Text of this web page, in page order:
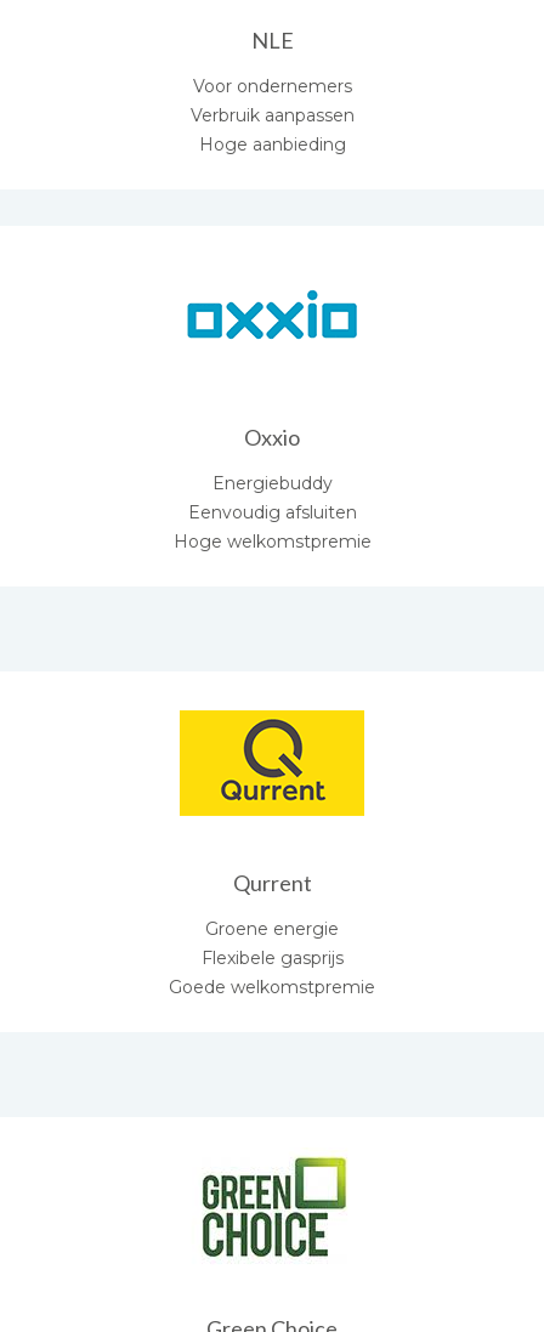
NLE
Voor ondernemers
Verbruik aanpassen
Hoge aanbieding
Oxxio
Energiebuddy
Eenvoudig afsluiten
Hoge welkomstpremie
Qurrent
Groene energie
Flexibele gasprijs
Goede welkomstpremie